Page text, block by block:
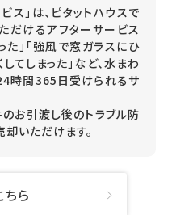
ス」は、ピタットハウスで
だけるアフターサービス
た」「強風で窓ガラスにひ
てしまった」など、水まわ
時間365日受けられるサ
お引渡し後のトラブル防
却いただけます。
ちら